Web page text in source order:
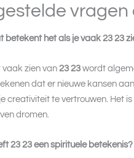
vragen
betekent het als je vaak 23 23
vaak zien van23 23 wordt
dat er nieuwe kansen
creativiteit te vertrouwen. Het
dromen.
23 23 een spirituele betekenis?